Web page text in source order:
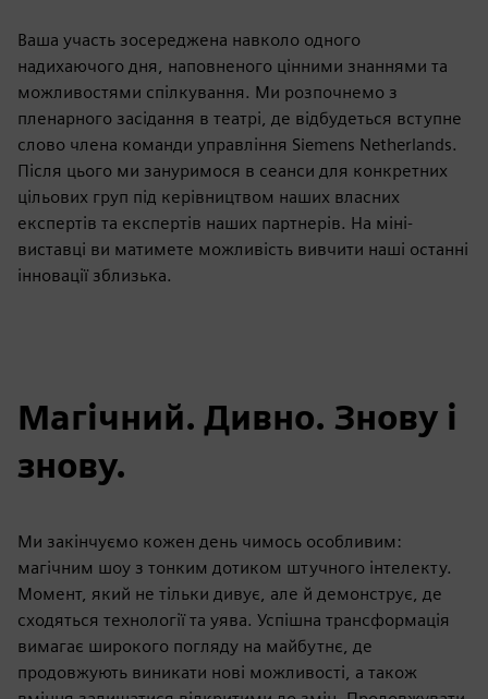
Ваша участь зосереджена навколо одного
надихаючого дня, наповненого цінними знаннями та
можливостями спілкування. Ми розпочнемо з
пленарного засідання в театрі, де відбудеться вступне
слово члена команди управління Siemens Netherlands.
Після цього ми зануримося в сеанси для конкретних
цільових груп під керівництвом наших власних
експертів та експертів наших партнерів. На міні-
виставці ви матимете можливість вивчити наші останні
інновації зблизька.
Магічний. Дивно. Знову і
знову.
Ми закінчуємо кожен день чимось особливим:
магічним шоу з тонким дотиком штучного інтелекту.
Момент, який не тільки дивує, але й демонструє, де
сходяться технології та уява. Успішна трансформація
вимагає широкого погляду на майбутнє, де
продовжують виникати нові можливості, а також